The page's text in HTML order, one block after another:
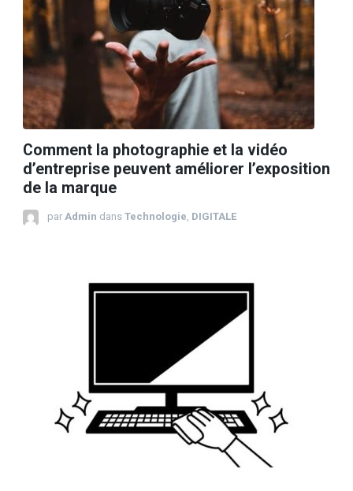
Comment la photographie et la vidéo
d’entreprise peuvent améliorer l’exposition
de la marque
par Admin dans Technologie, DIGITALE